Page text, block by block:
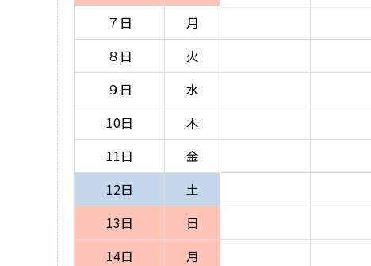
７日
月
８日
火
９日
水
10日
木
11日
金
12日
土
13日
日
14日
月